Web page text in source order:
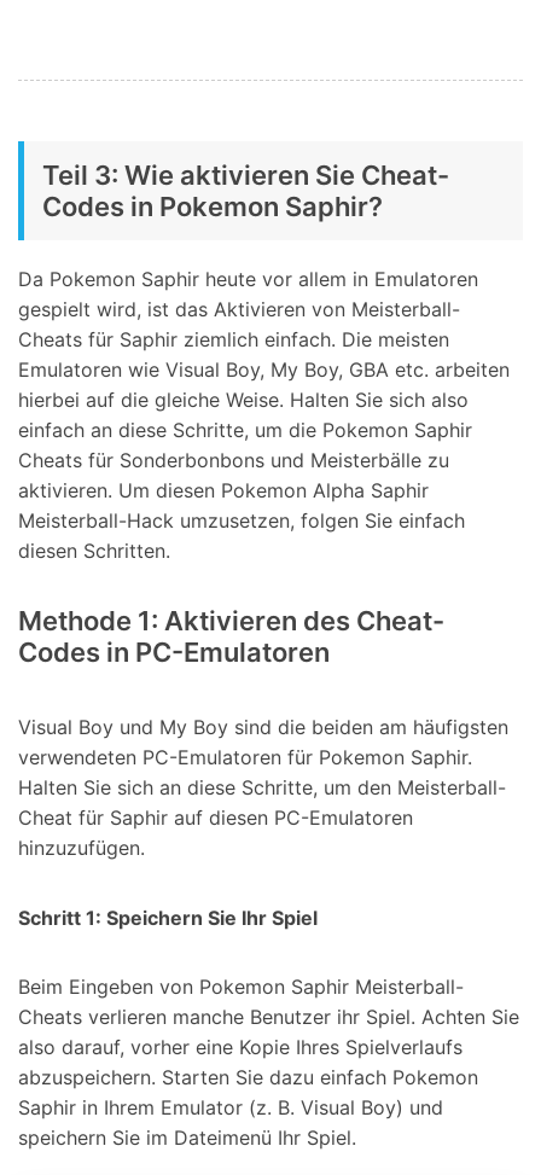
Teil 3: Wie aktivieren Sie Cheat-
Codes in Pokemon Saphir?
Da Pokemon Saphir heute vor allem in Emulatoren
gespielt wird, ist das Aktivieren von Meisterball-
Cheats für Saphir ziemlich einfach. Die meisten
Emulatoren wie Visual Boy, My Boy, GBA etc. arbeiten
hierbei auf die gleiche Weise. Halten Sie sich also
einfach an diese Schritte, um die Pokemon Saphir
Cheats für Sonderbonbons und Meisterbälle zu
aktivieren. Um diesen Pokemon Alpha Saphir
Meisterball-Hack umzusetzen, folgen Sie einfach
diesen Schritten.
Methode 1: Aktivieren des Cheat-
Codes in PC-Emulatoren
Visual Boy und My Boy sind die beiden am häufigsten
verwendeten PC-Emulatoren für Pokemon Saphir.
Halten Sie sich an diese Schritte, um den Meisterball-
Cheat für Saphir auf diesen PC-Emulatoren
hinzuzufügen.
Schritt 1: Speichern Sie Ihr Spiel
Beim Eingeben von Pokemon Saphir Meisterball-
Cheats verlieren manche Benutzer ihr Spiel. Achten Sie
also darauf, vorher eine Kopie Ihres Spielverlaufs
abzuspeichern. Starten Sie dazu einfach Pokemon
Saphir in Ihrem Emulator (z. B. Visual Boy) und
speichern Sie im Dateimenü Ihr Spiel.